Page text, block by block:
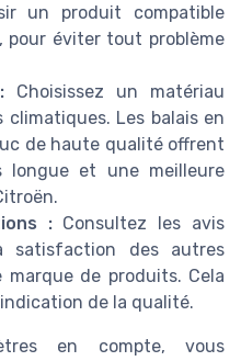
un produit compatible
pour éviter tout problème
Choisissez un matériau
Les balais en
de haute qualité offrent
et une meilleure
:Consultez les avis
satisfaction des autres
de produits. Cela
de la qualité.
en compte, vous